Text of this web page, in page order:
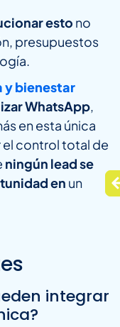
esto no
presupuestos
y bienestar
WhatsApp,
en esta única
el control total de
ningún lead se
en un
integrar